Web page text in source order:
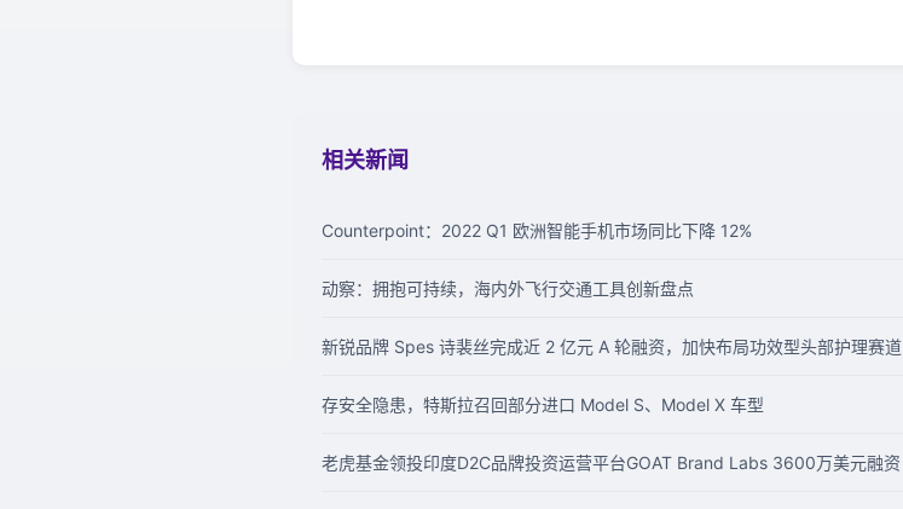
相关新闻
Counterpoint：2022 Q1 欧洲智能手机市场同比下降 12%
动察：拥抱可持续，海内外飞行交通工具创新盘点
新锐品牌 Spes 诗裴丝完成近 2 亿元 A 轮融资，加快布局功效型头部护理赛道
存安全隐患，特斯拉召回部分进口 Model S、Model X 车型
老虎基金领投印度D2C品牌投资运营平台GOAT Brand Labs 3600万美元融资